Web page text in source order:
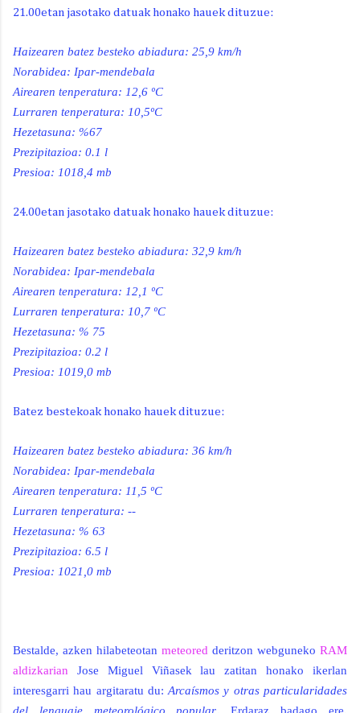
21.00etan jasotako datuak honako hauek dituzue:
Haizearen batez besteko abiadura: 25,9 km/h
Norabidea: Ipar-mendebala
Airearen tenperatura: 12,6 ºC
Lurraren tenperatura: 10,5ºC
Hezetasuna: %67
Prezipitazioa: 0.1 l
Presioa: 1018,4 mb
24.00etan jasotako datuak honako hauek dituzue:
Haizearen batez besteko abiadura: 32,9 km/h
Norabidea: Ipar-mendebala
Airearen tenperatura: 12,1 ºC
Lurraren tenperatura: 10,7 ºC
Hezetasuna: % 75
Prezipitazioa: 0.2 l
Presioa: 1019,0 mb
Batez bestekoak honako hauek dituzue:
Haizearen batez besteko abiadura: 36 km/h
Norabidea: Ipar-mendebala
Airearen tenperatura: 11,5 ºC
Lurraren tenperatura: --
Hezetasuna: % 63
Prezipitazioa: 6.5 l
Presioa: 1021,0 mb
Bestalde, azken hilabeteotan meteored deritzon webguneko RAM
aldizkarian Jose Miguel Viñasek lau zatitan honako ikerlan
interesgarri hau argitaratu du:Arcaísmos y otras particularidades
del lenguaje meteorológico popular. Erdaraz badago ere,